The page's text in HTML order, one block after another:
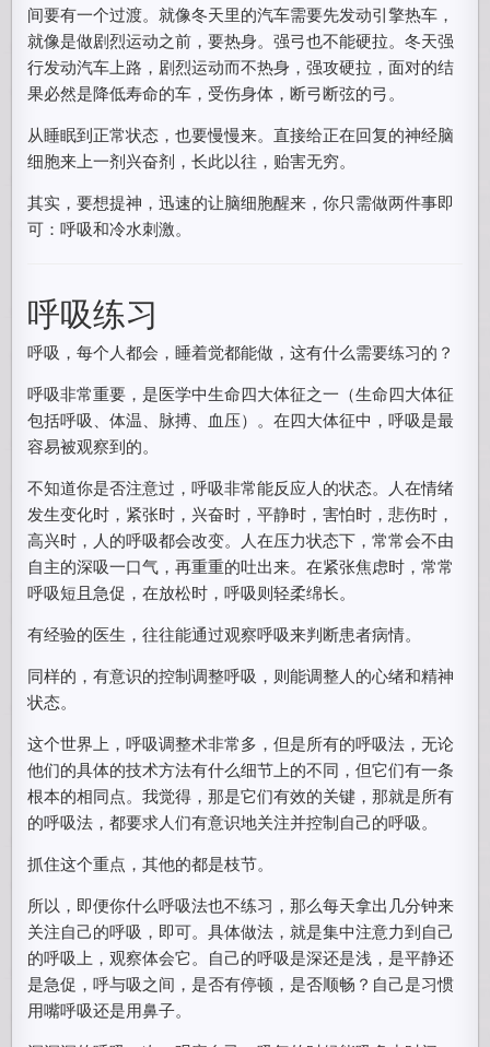
间要有一个过渡。就像冬天里的汽车需要先发动引擎热车，
就像是做剧烈运动之前，要热身。强弓也不能硬拉。冬天强
行发动汽车上路，剧烈运动而不热身，强攻硬拉，面对的结
果必然是降低寿命的车，受伤身体，断弓断弦的弓。
从睡眠到正常状态，也要慢慢来。直接给正在回复的神经脑
细胞来上一剂兴奋剂，长此以往，贻害无穷。
其实，要想提神，迅速的让脑细胞醒来，你只需做两件事即
可：呼吸和冷水刺激。
呼吸练习
呼吸，每个人都会，睡着觉都能做，这有什么需要练习的？
呼吸非常重要，是医学中生命四大体征之一（生命四大体征
包括呼吸、体温、脉搏、血压）。在四大体征中，呼吸是最
容易被观察到的。
不知道你是否注意过，呼吸非常能反应人的状态。人在情绪
发生变化时，紧张时，兴奋时，平静时，害怕时，悲伤时，
高兴时，人的呼吸都会改变。人在压力状态下，常常会不由
自主的深吸一口气，再重重的吐出来。在紧张焦虑时，常常
呼吸短且急促，在放松时，呼吸则轻柔绵长。
有经验的医生，往往能通过观察呼吸来判断患者病情。
同样的，有意识的控制调整呼吸，则能调整人的心绪和精神
状态。
这个世界上，呼吸调整术非常多，但是所有的呼吸法，无论
他们的具体的技术方法有什么细节上的不同，但它们有一条
根本的相同点。我觉得，那是它们有效的关键，那就是所有
的呼吸法，都要求人们有意识地关注并控制自己的呼吸。
抓住这个重点，其他的都是枝节。
所以，即便你什么呼吸法也不练习，那么每天拿出几分钟来
关注自己的呼吸，即可。具体做法，就是集中注意力到自己
的呼吸上，观察体会它。自己的呼吸是深还是浅，是平静还
是急促，呼与吸之间，是否有停顿，是否顺畅？自己是习惯
用嘴呼吸还是用鼻子。